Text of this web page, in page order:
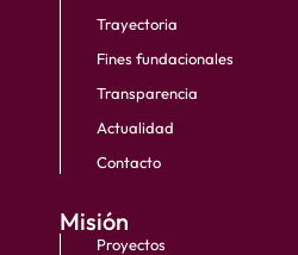
Trayectoria
Fines fundacionales
Transparencia
Actualidad
Contacto
Misión
Proyectos